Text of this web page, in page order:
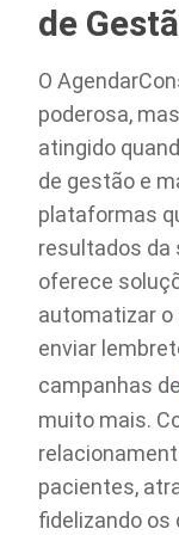
de
O
poderosa,
atingido
de gestão e
plataformas
resultados da
oferece
automatizar
enviar
campanhas
muito mais.
pacientes,
fidelizando os